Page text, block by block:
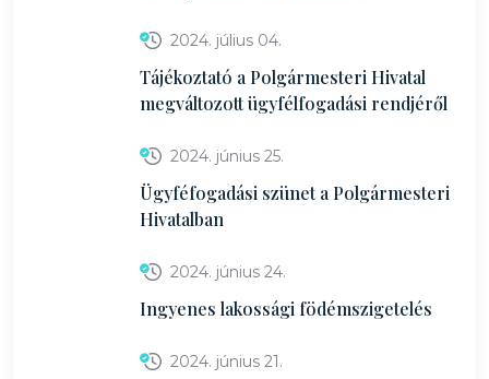
2024. július 04.
Tájékoztató a Polgármesteri Hivatal
megváltozott ügyfélfogadási rendjéről
2024. június 25.
Ügyféfogadási szünet a Polgármesteri
Hivatalban
2024. június 24.
Ingyenes lakossági födémszigetelés
2024. június 21.